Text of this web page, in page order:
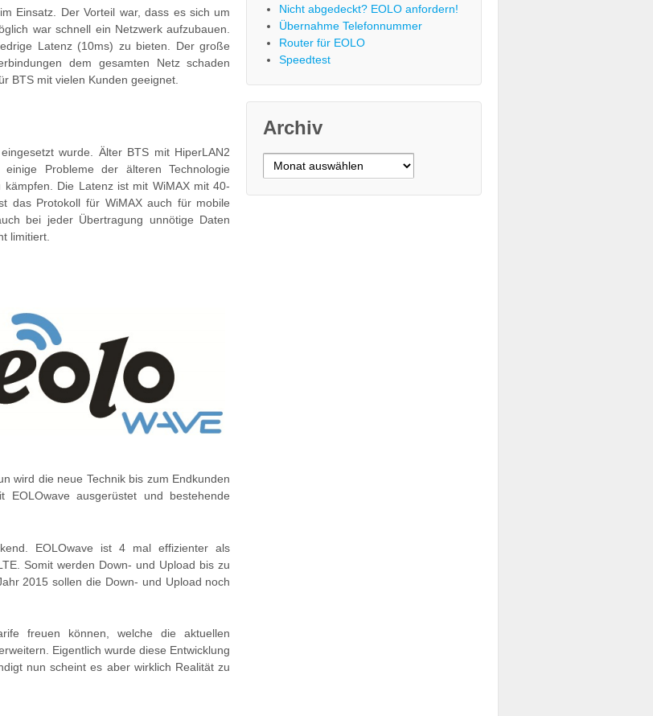
Einsatz. Der Vorteil war, dass es sich um
war schnell ein Netzwerk aufzubauen.
Latenz (10ms) zu bieten. Der große
dem gesamten Netz schaden
BTS mit vielen Kunden geeignet.
wurde. Älter BTS mit HiperLAN2
Probleme der älteren Technologie
Die Latenz ist mit WiMAX mit 40-
das Protokoll für WiMAX auch für mobile
bei jeder Übertragung unnötige Daten
limitiert.
wird die neue Technik bis zum Endkunden
ausgerüstet und bestehende
EOLOwave ist 4 mal effizienter als
Somit werden Down- und Upload bis zu
2015 sollen die Down- und Upload noch
freuen können, welche die aktuellen
Eigentlich wurde diese Entwicklung
nun scheint es aber wirklich Realität zu
Nicht abgedeckt? EOLO anfordern!
Übernahme Telefonnummer
Router für EOLO
Speedtest
Archiv
Archiv